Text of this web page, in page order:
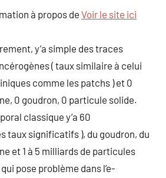
à propos de Voir le site ici
y’a simple des traces
( taux similaire à celui
comme les patchs ) et 0
0 goudron, 0 particule solide.
classique y’a 60
taux significatifs ), du goudron, du
et 1 à 5 milliards de particules
pose problème dans l’e-